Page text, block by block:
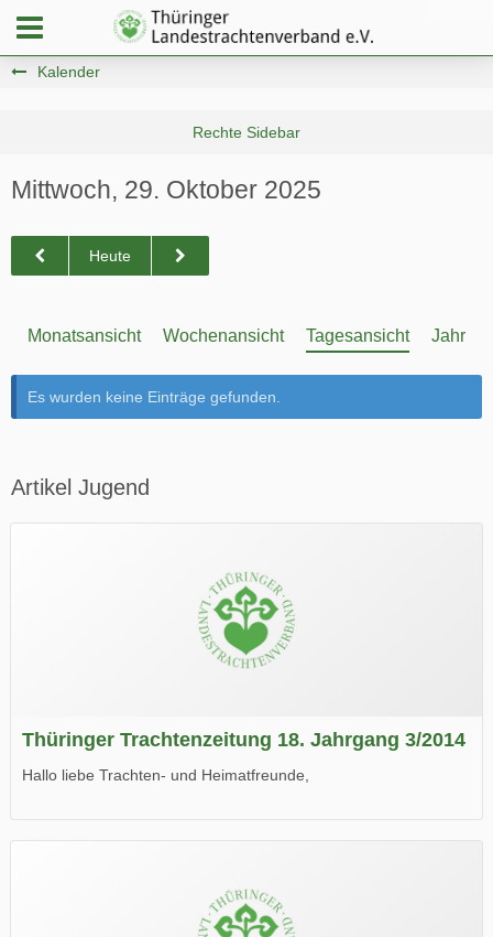
Kalender
Mittwoch, 29. Oktober 2025
Heute
Monatsansicht Wochenansicht Tagesansicht
Es wurden keine Einträge gefunden.
Artikel Jugend
Thüringer Trachtenzeitung 18. Jahrgang 3/2014
Hallo liebe Trachten- und Heimatfreunde,
Wir wünschen Euch viel Spaß beim Lesen.